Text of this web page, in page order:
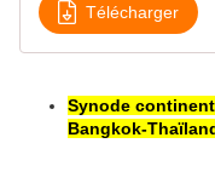
Télécharger
Synode
Bangkok-